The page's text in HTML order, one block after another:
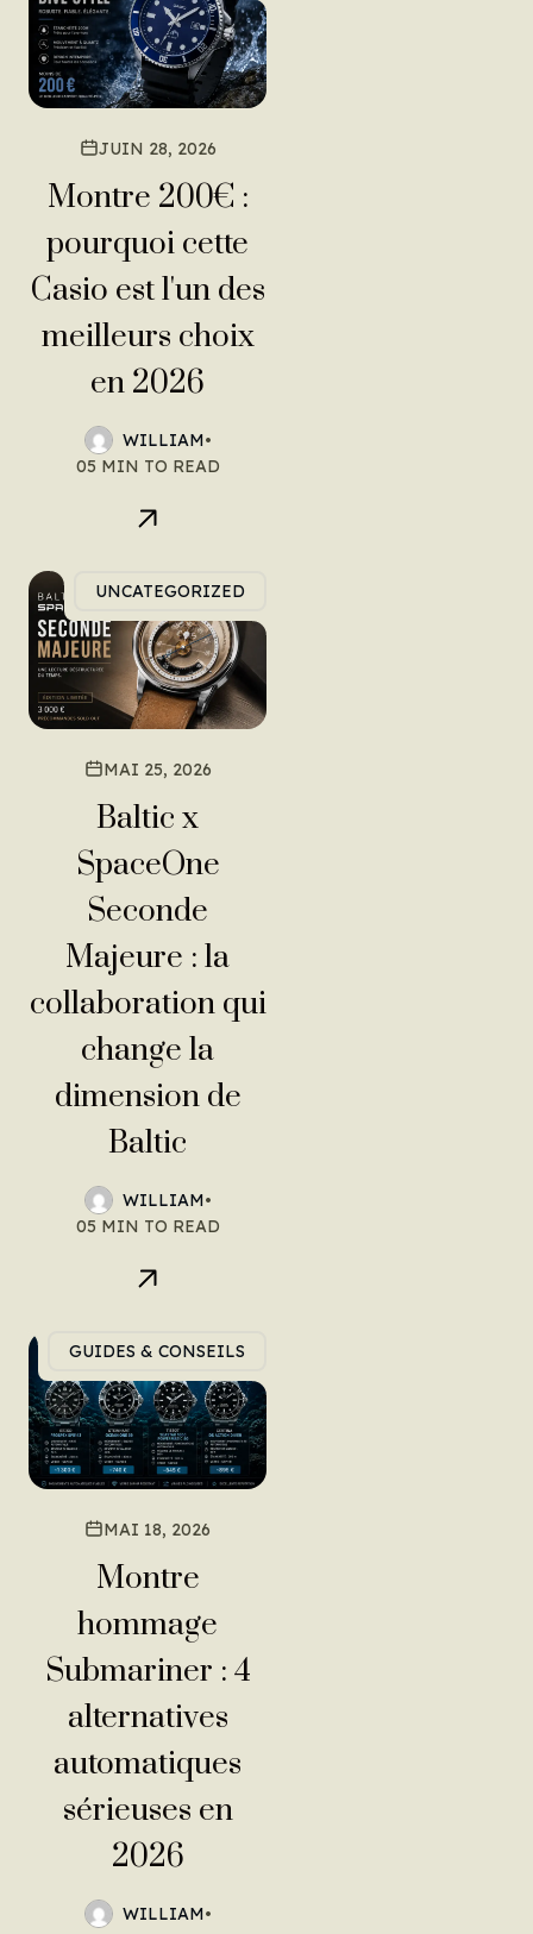
JUIN 28, 2026
Montre 200€ :
pourquoi cette
Casio est l'un des
meilleurs choix
en 2026
WILLIAM•
05 MIN TO READ
UNCATEGORIZED
MAI 25, 2026
Baltic x
SpaceOne
Seconde
Majeure : la
collaboration qui
change la
dimension de
Baltic
WILLIAM•
05 MIN TO READ
GUIDES & CONSEILS
MAI 18, 2026
Montre
hommage
Submariner : 4
alternatives
automatiques
sérieuses en
2026
WILLIAM•